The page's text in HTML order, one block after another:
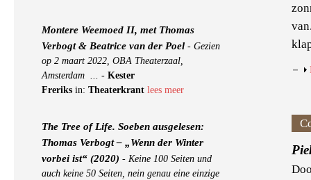
Montere Weemoed II, met Thomas
Verbogt & Beatrice van der Poel - Gezien
op 2 maart 2022, OBA Theaterzaal,
Amsterdam ... - Kester
Freriks in: Theaterkrant lees meer
The Tree of Life. Soeben ausgelesen:
Thomas Verbogt – „Wenn der Winter
vorbei ist“ (2020) - Keine 100 Seiten und
auch keine 50 Seiten, nein genau eine einzige